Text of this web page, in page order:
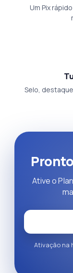
Um Pix
Selo,
Ative o
Ativação na